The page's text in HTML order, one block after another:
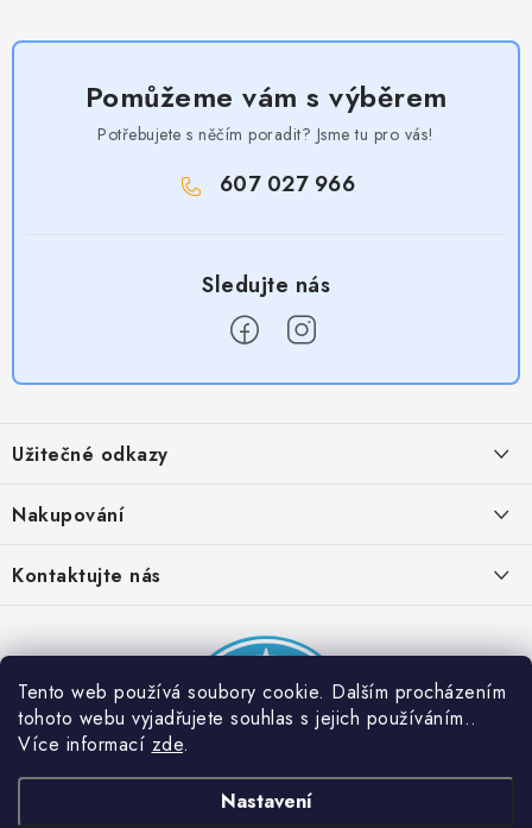
Tento web používá soubory cookie. Dalším procházením
tohoto webu vyjadřujete souhlas s jejich používáním..
Více informací zde.
Nastavení
Pomůžeme vám s výběrem
Potřebujete s něčím poradit? Jsme tu pro vás!
607 027 966
p
a
Užitečné odkazy
Obchodní podmínky
Provizní systém
Partner stránek: Super plecháček
Nakupování
Časté otázky
Podmínky akce 2 + 1 zdarma
Kontaktujte nás